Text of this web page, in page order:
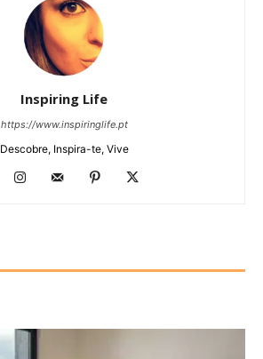
Inspiring Life
https://www.inspiringlife.pt
Descobre, Inspira-te, Vive